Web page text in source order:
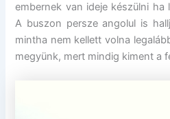
embernek van ideje készülni ha
A buszon persze angolul is
mintha nem kellett volna
megyünk, mert mindig kiment a